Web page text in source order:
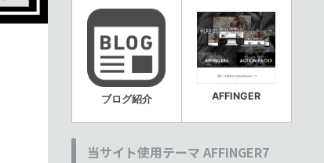
ブログ紹介 AFFINGER
当サイト使用テーマ AFFINGER7